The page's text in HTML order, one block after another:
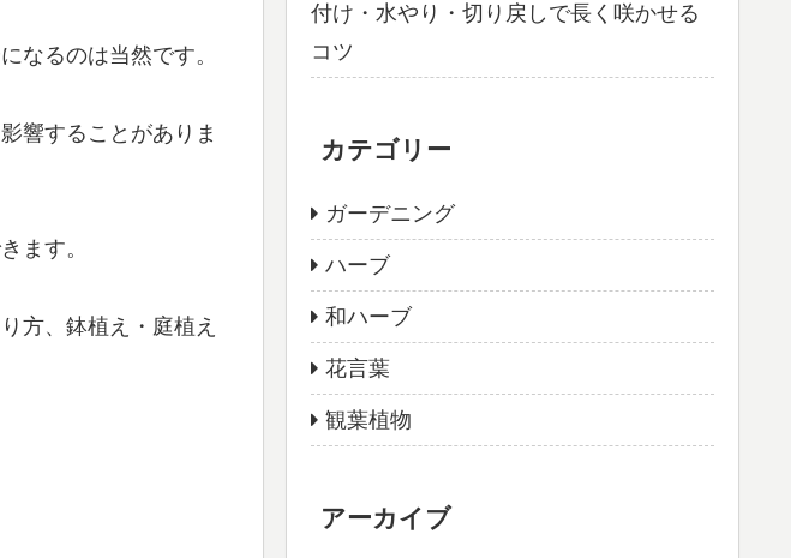
なるのは当然です。
響することがありま
ます。
方、鉢植え・庭植え
付け・水やり・切り戻しで長く咲かせる
コツ
カテゴリー
ガーデニング
ハーブ
和ハーブ
花言葉
観葉植物
アーカイブ